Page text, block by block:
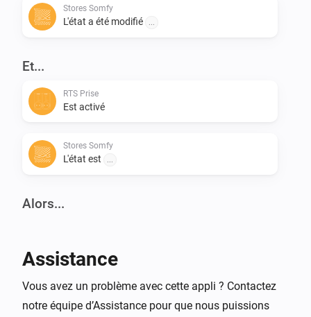
Stores Somfy
L'état a été modifié
Et...
RTS Prise
Est activé
Stores Somfy
L'état est
Alors...
RTS Prise
Assistance
Vous avez un problème avec cette appli ? Contactez
notre équipe d’Assistance pour que nous puissions